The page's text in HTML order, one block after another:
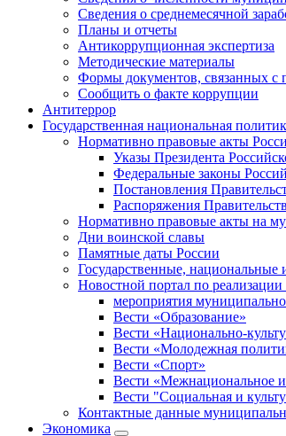
Сведения о среднемесячной
Планы и отчеты
Антикоррупционная экспертиза
Методические материалы
Формы документов, связанных с
Сообщить о факте коррупции
Антитеррор
Государственная национальная
Нормативно правовые акты
Указы Президента
Федеральные законы
Постановления
Распоряжения
Нормативно правовые акты на
Дни воинской славы
Памятные даты России
Государственные, национальные
Новостной портал по
мероприятия
Вести «Образование»
Вести «Национально-
Вести «Молодежная
Вести «Спорт»
Вести «Межнациональное и
Вести "Социальная и
Контактные данные
Экономика